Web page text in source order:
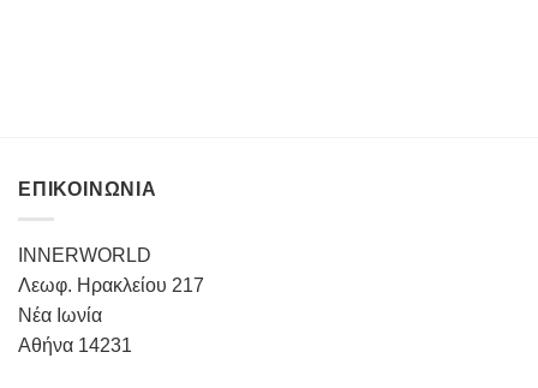
ΕΠΙΚΟΙΝΩΝΙΑ
INNERWORLD
Λεωφ. Ηρακλείου 217
Νέα Ιωνία
Αθήνα 14231